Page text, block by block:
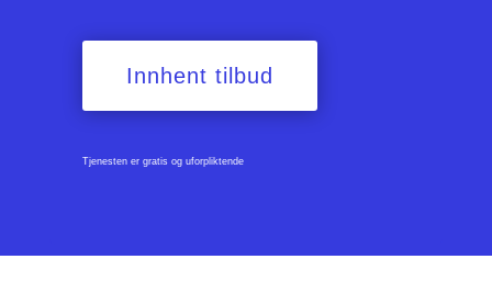
Innhent tilbud
Tjenesten er gratis og uforpliktende